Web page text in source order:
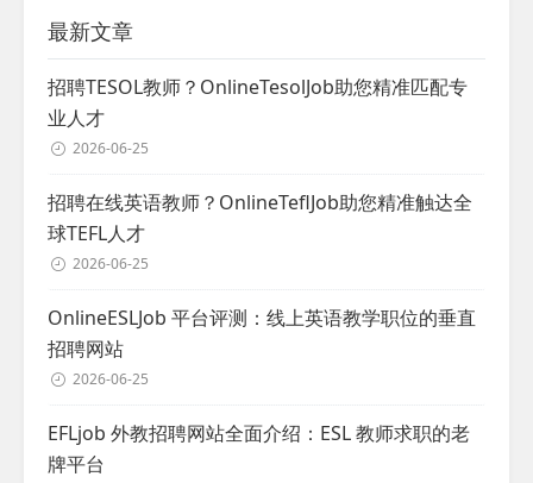
最新文章
招聘TESOL教师？OnlineTesolJob助您精准匹配专
业人才
2026-06-25
招聘在线英语教师？OnlineTeflJob助您精准触达全
球TEFL人才
2026-06-25
OnlineESLJob 平台评测：线上英语教学职位的垂直
招聘网站
2026-06-25
EFLjob 外教招聘网站全面介绍：ESL 教师求职的老
牌平台